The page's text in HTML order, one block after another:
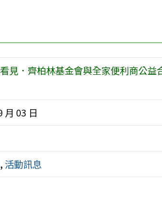
見．齊柏林基金會與全家便利商公
月 03 日
, 活動訊息